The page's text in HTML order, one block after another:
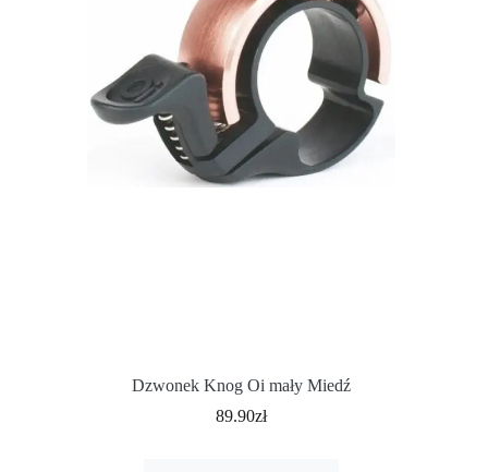
Dzwonek Knog Oi mały Miedź
89.90zł